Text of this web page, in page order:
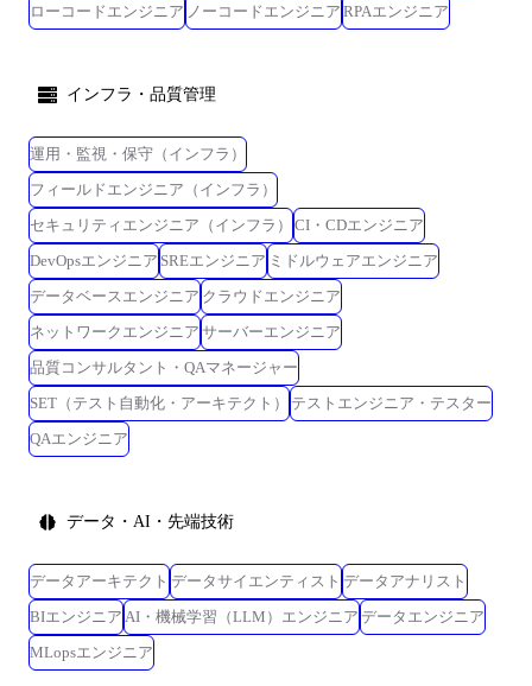
ローコードエンジニア ノーコードエンジニア RPAエンジニア
インフラ・品質管理
運用・監視・保守（インフラ）
フィールドエンジニア（インフラ）
セキュリティエンジニア（インフラ）
CI・CDエンジニア
DevOpsエンジニア SREエンジニア ミドルウェアエンジニア
データベースエンジニア クラウドエンジニア
ネットワークエンジニア サーバーエンジニア
品質コンサルタント・QAマネージャー
SET（テスト自動化・アーキテクト）
テストエンジニア・テスター
QAエンジニア
データ・AI・先端技術
データアーキテクト データサイエンティスト データアナリスト
BIエンジニア AI・機械学習（LLM）エンジニア データエンジニア
MLopsエンジニア